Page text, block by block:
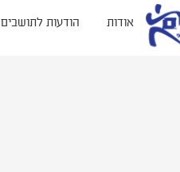
אודות הודעות לתושבים